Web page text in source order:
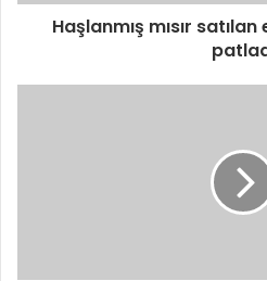
Haşlanmış mısır